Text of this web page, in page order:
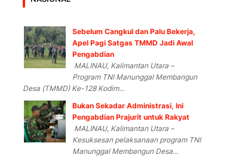
Sebelum Cangkul dan Palu Bekerja,
Apel Pagi Satgas TMMD Jadi Awal
Pengabdian
MALINAU, Kalimantan Utara –
Program TNI Manunggal Membangun
Desa (TMMD) Ke-128 Kodim...
Bukan Sekadar Administrasi, Ini
Pengabdian Prajurit untuk Rakyat
MALINAU, Kalimantan Utara –
Kesuksesan pelaksanaan program TNI
Manunggal Membangun Desa...